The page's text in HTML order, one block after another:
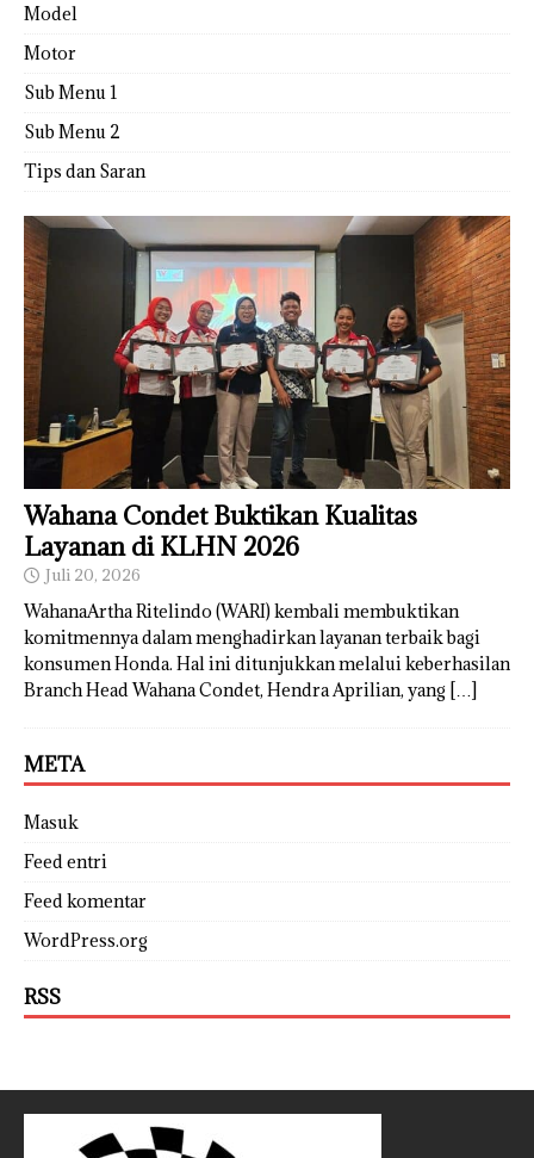
Model
Motor
Sub Menu 1
Sub Menu 2
Tips dan Saran
Wahana Condet Buktikan Kualitas
Layanan di KLHN 2026
Juli 20, 2026
WahanaArtha Ritelindo (WARI) kembali membuktikan
komitmennya dalam menghadirkan layanan terbaik bagi
konsumen Honda. Hal ini ditunjukkan melalui keberhasilan
Branch Head Wahana Condet, Hendra Aprilian, yang […]
META
Masuk
Feed entri
Feed komentar
WordPress.org
RSS